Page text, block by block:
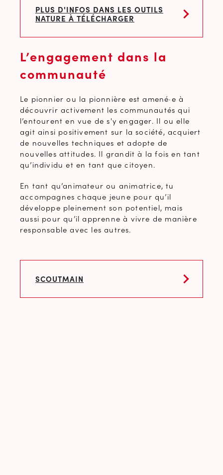
PLUS D'INFOS DANS LES OUTILS
NATURE À TÉLÉCHARGER
L’engagement dans la
communauté
Le pionnier ou la pionnière est amené·e à
découvrir activement les communautés qui
l’entourent en vue de s'y engager. Il ou elle
agit ainsi positivement sur la société, acquiert
de nouvelles techniques et adopte de
nouvelles attitudes. Il grandit à la fois en tant
qu’individu et en tant que citoyen.
En tant qu’animateur ou animatrice, tu
accompagnes chaque jeune pour qu’il
développe pleinement son potentiel, mais
aussi pour qu’il apprenne à vivre de manière
responsable avec les autres.
SCOUTMAIN